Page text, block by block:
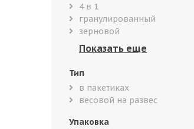
4 в 1
гранулированный
зерновой
Тип
в пакетиках
весовой на развес
Упаковка